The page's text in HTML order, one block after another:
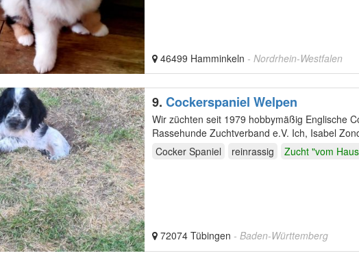
46499 Hamminkeln - Nordrhein-Westfalen
9. Cockerspaniel Welpen
Wir züchten seit 1979 hobbymäßig Englische
Rassehunde Zuchtverband e.V. Ich, Isabel
Wurster…
Cocker Spaniel reinrassig Zucht "vom
72074 Tübingen - Baden-Württemberg